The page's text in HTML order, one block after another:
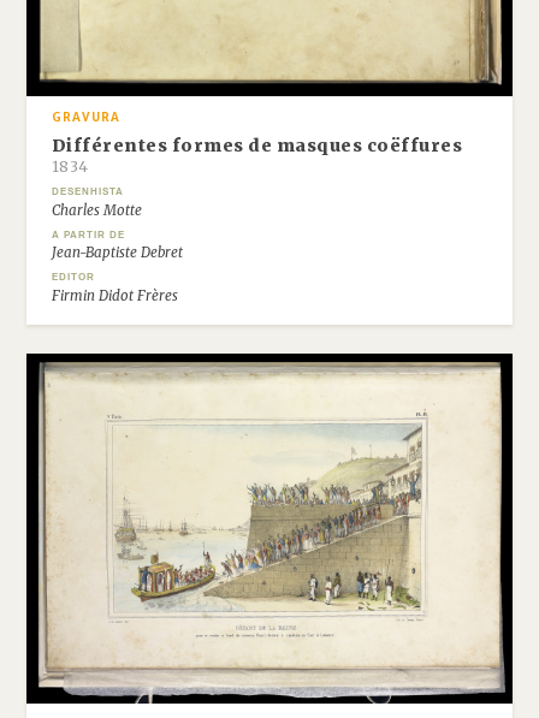
GRAVURA
Différentes formes de masques coëffures
1834
DESENHISTA
Charles Motte
A PARTIR DE
Jean-Baptiste Debret
EDITOR
Firmin Didot Frères